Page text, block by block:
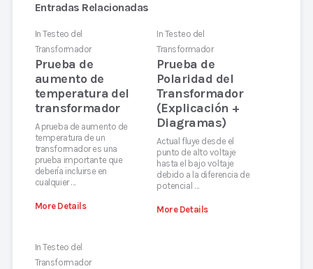
Entradas Relacionadas
InTesteo del
Transformador
Prueba de
aumento de
temperatura del
transformador
A prueba de aumento de
temperatura de un
transformador es una
prueba importante que
debería incluirse en
cualquier …
More Details
In Testeo del
Transformador
Prueba de
Polaridad del
Transformador
(Explicación +
Diagramas)
Actual fluye desde el
punto de alto voltaje
hasta el bajo voltaje
debido a la diferencia de
potencial …
More Details
InTesteo del
Transformador